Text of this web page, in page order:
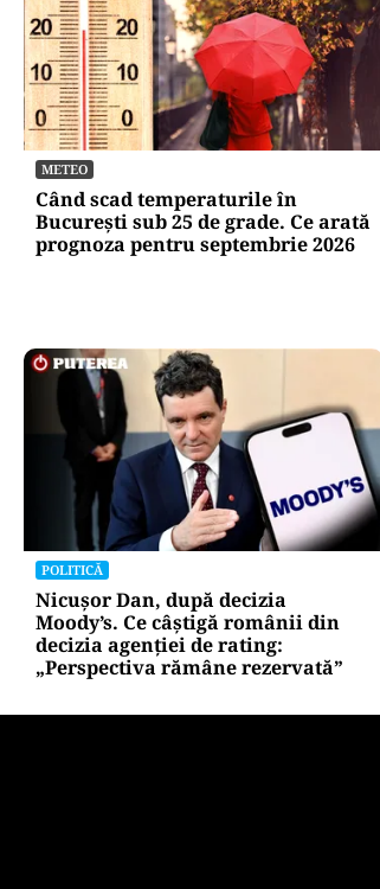
METEO
Când scad temperaturile în
București sub 25 de grade. Ce arată
prognoza pentru septembrie 2026
POLITICĂ
Nicușor Dan, după decizia
Moody’s. Ce câștigă românii din
decizia agenției de rating:
„Perspectiva rămâne rezervată”